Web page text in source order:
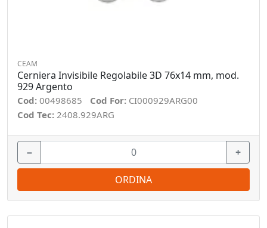
CEAM
Cerniera Invisibile Regolabile 3D 76x14 mm, mod.
929 Argento
Cod: 00498685 Cod For: CI000929ARG00
Cod Tec: 2408.929ARG
− +
ORDINA